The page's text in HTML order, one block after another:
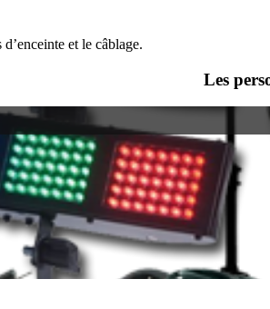
et le câblage.
Les